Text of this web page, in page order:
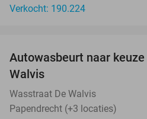
Verkocht: 190.224
Autowasbeurt naar
Walvis
Wasstraat De Walvis
Papendrecht (+3 locaties)